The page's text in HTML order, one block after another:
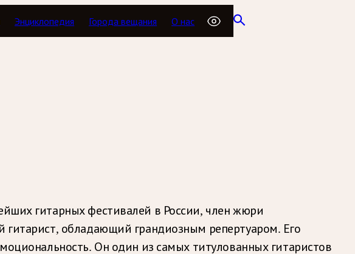
Энциклопедия Города вещания О нас
гитарных фестивалей в России, член жюри
обладающий грандиозным репертуаром. Его
Он один из самых титулованных гитаристов